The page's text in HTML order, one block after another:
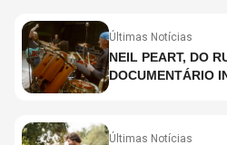
Últimas Notícias
NEIL PEART, DO
DOCUMENTÁRIO
Últimas Notícias